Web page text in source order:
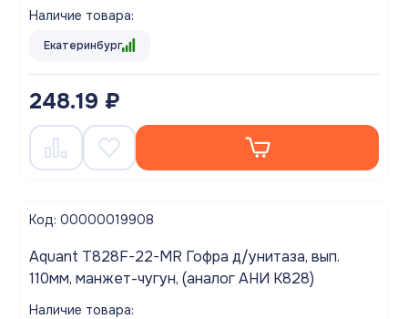
Наличие товара:
Екатеринбург
248.19 ₽
Код: 00000019908
Aquant T828F-22-MR Гофра д/унитаза, вып.
110мм, манжет-чугун, (аналог АНИ K828)
Наличие товара: